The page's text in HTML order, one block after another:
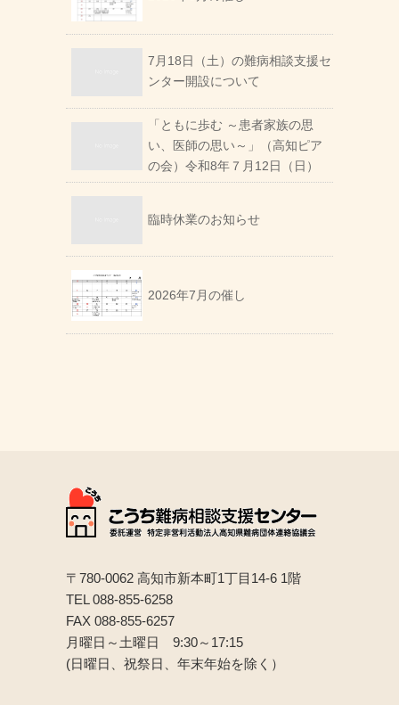
7月18日（土）の難病相談支援セ
ンター開設について
「ともに歩む ～患者家族の思
い、医師の思い～」（高知ピア
の会）令和8年７月12日（日）
臨時休業のお知らせ
2026年7月の催し
〒780-0062 高知市新本町1丁目14-6 1階
TEL 088-855-6258
FAX 088-855-6257
月曜日～土曜日 9:30～17:15
(日曜日、祝祭日、年末年始を除く）